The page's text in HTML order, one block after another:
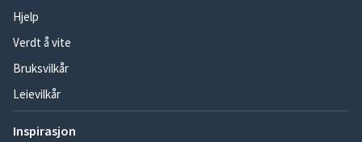
Hjelp
Verdt å vite
Bruksvilkår
Leievilkår
Inspirasjon